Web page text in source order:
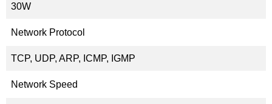
30W
Network Protocol
TCP, UDP, ARP, ICMP, IGMP
Network Speed